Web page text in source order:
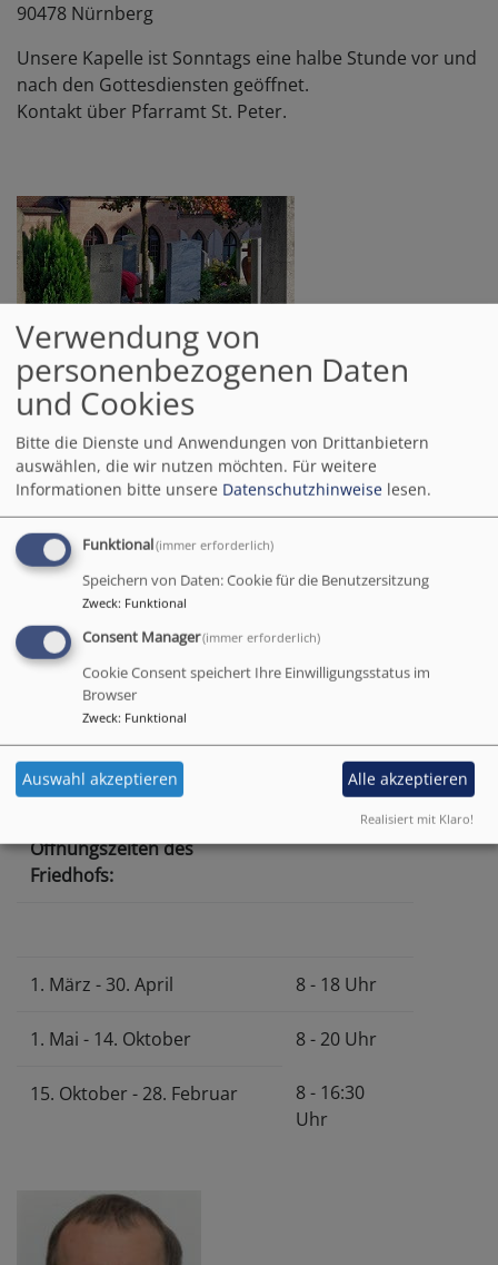
90478 Nürnberg
Unsere Kapelle ist Sonntags eine halbe Stunde vor und
nach den Gottesdiensten geöffnet.
Kontakt über Pfarramt St. Peter.
Friedhof St. Peter
Schloßstraße 4-9
90478 Nürnberg
Friedhofsverwaltung:
Regensburger Str. 30
90478 Nürnberg
Tel.0911 - 46 60 76
E-Mail
friedhof.st-peter(at)elkb.de
Mo - Fr 10 - 12 Uhr
Ferien: Di - Do 10 - 12 Uhr
Öffnungszeiten des
Friedhofs:
1. März - 30. April 8 - 18 Uhr
1. Mai - 14. Oktober 8 - 20 Uhr
15. Oktober - 28. Februar
8 - 16:30
Uhr
Verwendung von
personenbezogenen Daten
und Cookies
Bitte die Dienste und Anwendungen von Drittanbietern
auswählen, die wir nutzen möchten. Für weitere
Informationen bitte unsere Datenschutzhinweise lesen.
Funktional(immer erforderlich)
Speichern von Daten: Cookie für die Benutzersitzung
Zweck: Funktional
Consent Manager(immer erforderlich)
Cookie Consent speichert Ihre Einwilligungsstatus im
Browser
Zweck: Funktional
Auswahl akzeptieren Alle akzeptieren
Realisiert mit Klaro!